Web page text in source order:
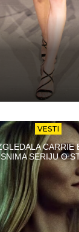
VESTI
CARRIE
SERIJU O